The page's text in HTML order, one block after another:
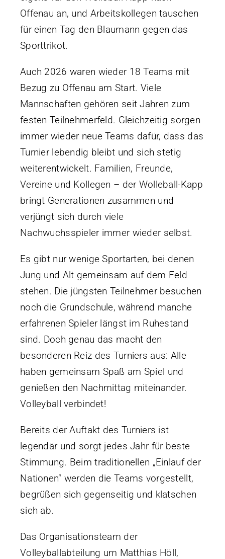
Offenau an, und Arbeitskollegen tauschen
für einen Tag den Blaumann gegen das
Sporttrikot.
Auch 2026 waren wieder 18 Teams mit
Bezug zu Offenau am Start. Viele
Mannschaften gehören seit Jahren zum
festen Teilnehmerfeld. Gleichzeitig sorgen
immer wieder neue Teams dafür, dass das
Turnier lebendig bleibt und sich stetig
weiterentwickelt. Familien, Freunde,
Vereine und Kollegen – der Wolleball-Kapp
bringt Generationen zusammen und
verjüngt sich durch viele
Nachwuchsspieler immer wieder selbst.
Es gibt nur wenige Sportarten, bei denen
Jung und Alt gemeinsam auf dem Feld
stehen. Die jüngsten Teilnehmer besuchen
noch die Grundschule, während manche
erfahrenen Spieler längst im Ruhestand
sind. Doch genau das macht den
besonderen Reiz des Turniers aus: Alle
haben gemeinsam Spaß am Spiel und
genießen den Nachmittag miteinander.
Volleyball verbindet!
Bereits der Auftakt des Turniers ist
legendär und sorgt jedes Jahr für beste
Stimmung. Beim traditionellen „Einlauf der
Nationen“ werden die Teams vorgestellt,
begrüßen sich gegenseitig und klatschen
sich ab.
Das Organisationsteam der
Volleyballabteilung um Matthias Höll,